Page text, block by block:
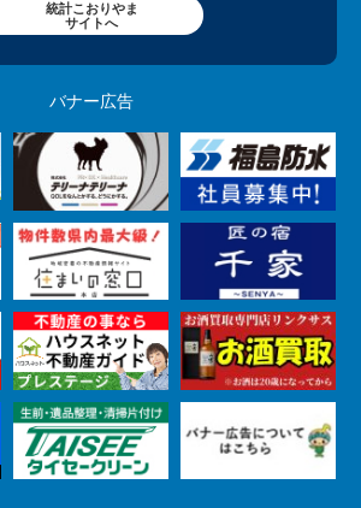
統計こおりやま
サイトへ
バナー広告